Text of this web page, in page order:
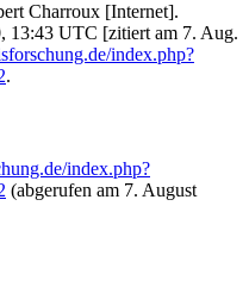
Charroux [Internet].
13:43 UTC [zitiert am 7. Aug.
index.php?
.
index.php?
(abgerufen am 7. August